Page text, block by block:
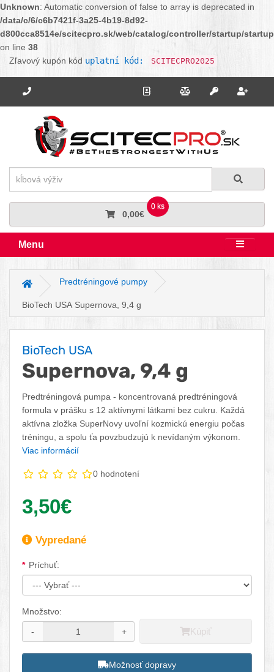
Unknown: Automatic conversion of false to array is deprecated in
/data/c/6/c6b7421f-3a25-4b19-8d92-
d800cca8514e/scitecpro.sk/web/catalog/controller/startup/
on line 38
Zľavový kupón kód uplatní kód: SCITECPRO2025
Potrebujete poradiť? Zavolajte nám. Kontakt Porovnanie
Prihlásiť sa
Hľadať
0 ks
0,00€
Menu
Hlavná stránkaPredtréningové pumpy
BioTech USA Supernova, 9,4 g
BioTech USA
Supernova, 9,4 g
Predtréningová pumpa - koncentrovaná predtréningová
formula v prášku s 12 aktívnymi látkami bez cukru. Každá
aktívna zložka SuperNovy uvoľní kozmickú energiu počas
tréningu, a spolu ťa povzbudzujú k nevídaným výkonom.
Viac informácií
0 hodnotení
3,50€
Dostupnosť:
Vypredané
Dostupné možnosti
Príchuť:
Množstvo:
- + Kúpiť
Možnosť dopravy